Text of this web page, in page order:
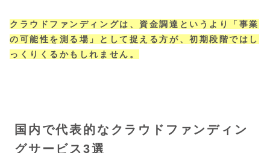
クラウドファンディングは、資金調達というより「事業
の可能性を測る場」として捉える方が、初期段階ではし
っくりくるかもしれません。
国内で代表的なクラウドファンディン
グサービス3選